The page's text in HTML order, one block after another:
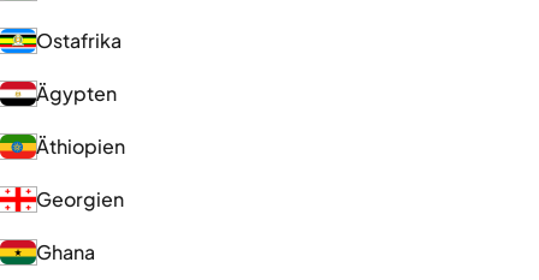
Ostafrika
Ägypten
Äthiopien
Georgien
Ghana